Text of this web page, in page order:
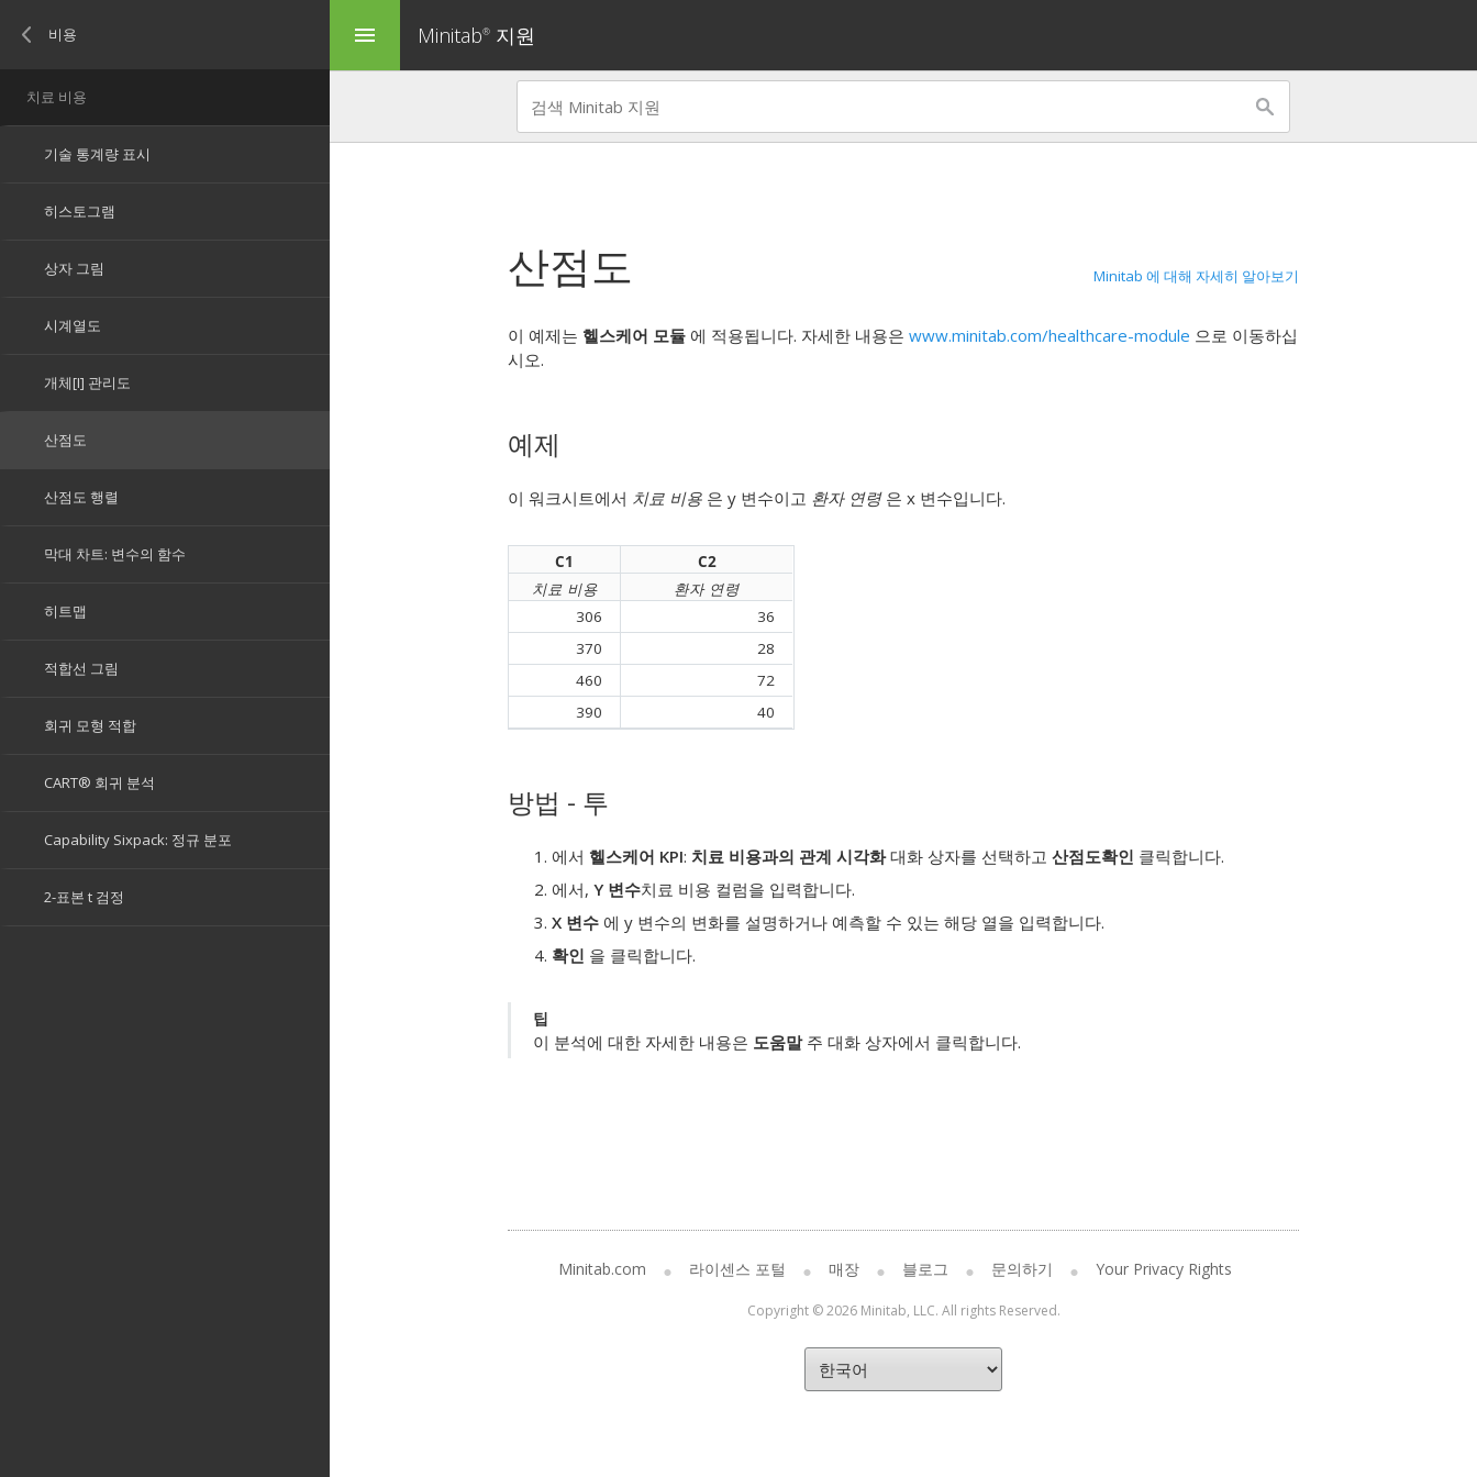
menu Minitab® 지원
산점도 Minitab 에 대해 자세히 알아보기
이 예제는 헬스케어 모듈 에 적용됩니다. 자세한 내용은 www.minitab.com/healthcare-module 으로 이동하십
시오.
예제
이 워크시트에서 치료 비용 은 y 변수이고 환자 연령은 x 변수입니다.
C1
C2
치료 비용
환자 연령
306
36
370
28
460
72
390
40
방법 - 투
에서 헬스케어 KPI: 치료 비용과의 관계 시각화대화 상자를 선택하고 산점도확인 클릭합니다.
에서, Y 변수치료 비용 컬럼을 입력합니다.
X 변수 에 y 변수의 변화를 설명하거나 예측할 수 있는 해당 열을 입력합니다.
확인 을 클릭합니다.
팁
이 분석에 대한 자세한 내용은 도움말주 대화 상자에서 클릭합니다.
Minitab.com 라이센스 포털 매장 블로그 문의하기 Your Privacy Rights
Copyright © 2026 Minitab, LLC. All rights Reserved.